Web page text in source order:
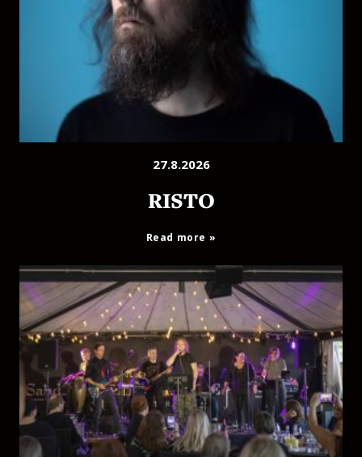
27.8.2026
RISTO
Read more